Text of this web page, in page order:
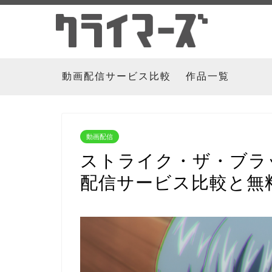
動画配信サービス比較 作品一覧
動画配信
ストライク・ザ・ブ
配信サービス比較と